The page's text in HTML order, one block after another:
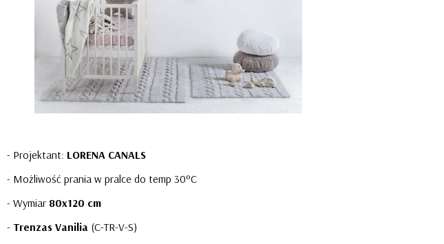
- Projektant: LORENA CANALS
- Możliwość prania w pralce do temp 30ºC
- Wymiar 80x120 cm
- Trenzas Vanilia (C-TR-V-S)